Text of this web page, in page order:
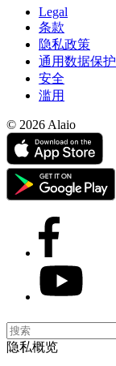
Legal
条款
隐私政策
通用数据保
安全
滥用
© 2026 Alaio
隐私概览